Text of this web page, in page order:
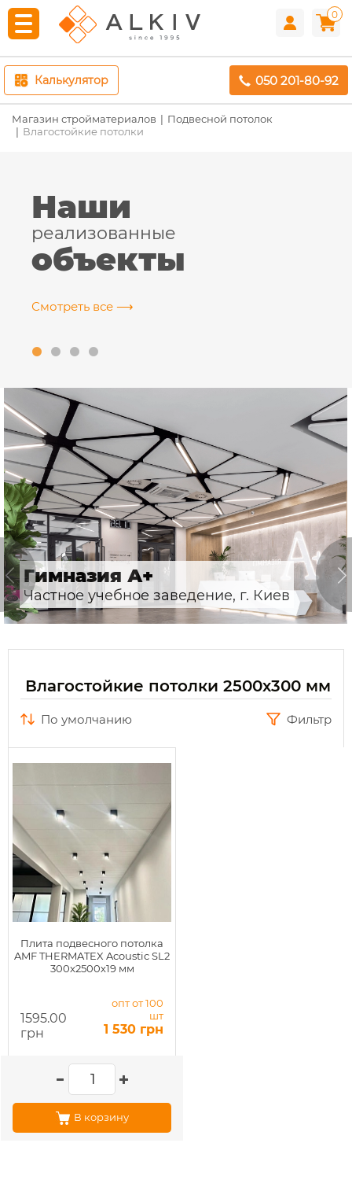
0
Калькулятор 050 201-80-92
Магазин стройматериалов
Подвесной потолок
Влагостойкие потолки
Наши
реализованные
объекты
Смотреть все ⟶
Гимназия А+
Частное учебное заведение, г. Киев
Влагостойкие потолки 2500х300 мм
по умолчанию Фильтр
Плита подвесного потолка
AMF THERMATEX Acoustic SL2
300x2500х19 мм
1595.00
грн
опт от 100
шт
1 530 грн
В корзину